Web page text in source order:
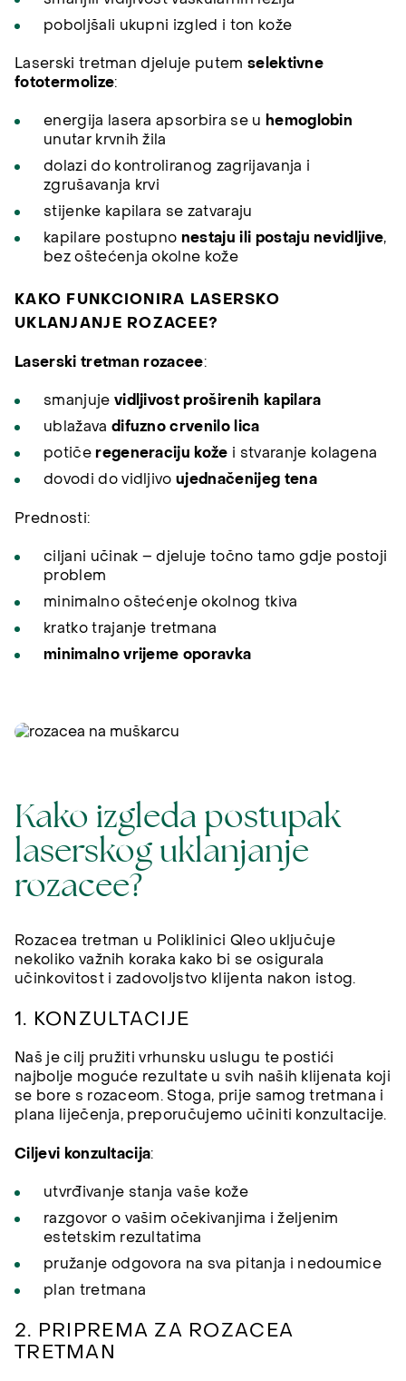
poboljšali ukupni izgled i ton kože
Laserski tretman djeluje putem selektivne
fototermolize:
energija lasera apsorbira se u hemoglobin
unutar krvnih žila
dolazi do kontroliranog zagrijavanja i
zgrušavanja krvi
stijenke kapilara se zatvaraju
kapilare postupno nestaju ili postaju nevidljive,
bez oštećenja okolne kože
KAKO FUNKCIONIRA LASERSKO
UKLANJANJE ROZACEE?
Laserski tretman rozacee:
smanjuje vidljivost proširenih kapilara
ublažava difuzno crvenilo lica
potičeregeneraciju kože i stvaranje kolagena
dovodi do vidljivoujednačenijeg tena
Prednosti:
ciljani učinak – djeluje točno tamo gdje postoji
problem
minimalno oštećenje okolnog tkiva
kratko trajanje tretmana
minimalno vrijeme oporavka
Kako izgleda postupak
laserskog uklanjanje
rozacee?
Rozacea tretman u Poliklinici Qleo uključuje
nekoliko važnih koraka kako bi se osigurala
učinkovitost i zadovoljstvo klijenta nakon istog.
1. KONZULTACIJE
Naš je cilj pružiti vrhunsku uslugu te postići
najbolje moguće rezultate u svih naših klijenata koji
se bore s rozaceom. Stoga, prije samog tretmana i
plana liječenja, preporučujemo učiniti konzultacije.
Ciljevi konzultacija:
utvrđivanje stanja vaše kože
razgovor o vašim očekivanjima i željenim
estetskim rezultatima
pružanje odgovora na sva pitanja i nedoumice
plan tretmana
2. PRIPREMA ZA ROZACEA
TRETMAN